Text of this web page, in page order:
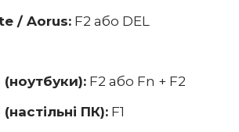
/ Aorus:F2 або DEL
F2 або Fn + F2
ПК):F1